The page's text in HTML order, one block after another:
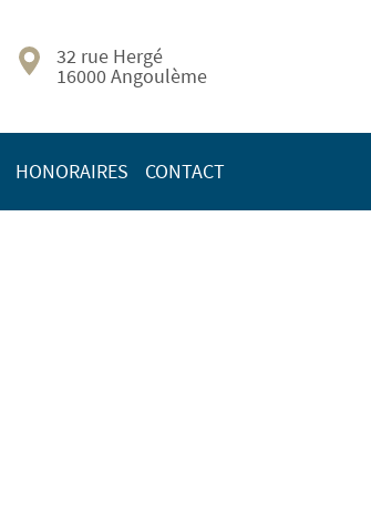
32 rue Hergé
16000 Angoulème
HONORAIRES CONTACT